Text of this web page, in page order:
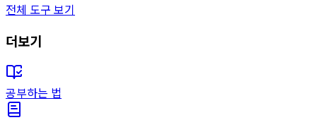
전체 도구 보기
더보기
공부하는 법